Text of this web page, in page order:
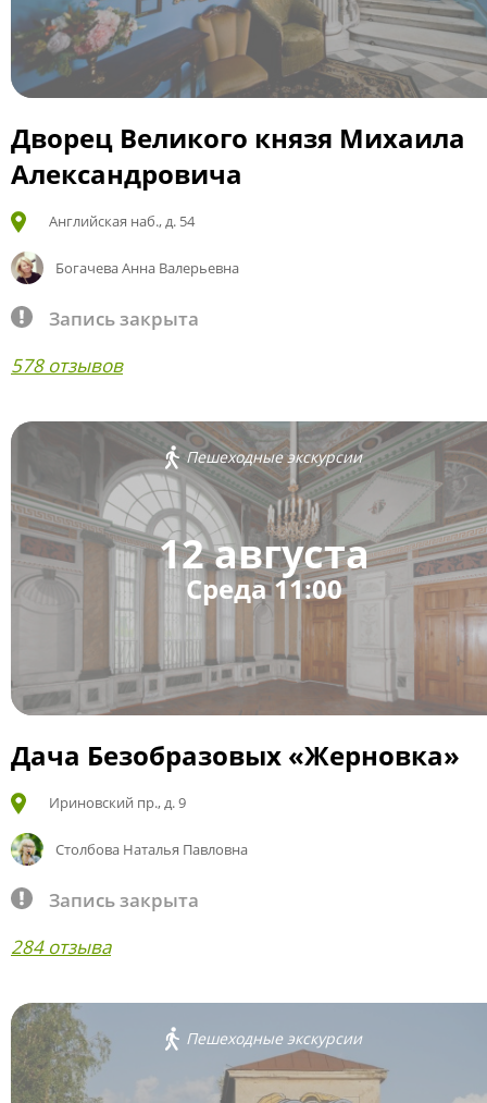
Дворец Великого князя Михаила
Александровича
Английская наб., д. 54
Богачева Анна Валерьевна
Запись закрыта
578 отзывов
Пешеходные экскурсии
12 августа
Среда 11:00
Дача Безобразовых «Жерновка»
Ириновский пр., д. 9
Столбова Наталья Павловна
Запись закрыта
284 отзыва
Пешеходные экскурсии